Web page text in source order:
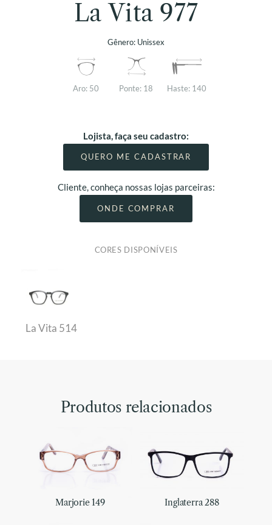
La Vita 977
Gênero: Unissex
Aro: 50 Ponte: 18 Haste: 140
Lojista, faça seu cadastro:
QUERO ME CADASTRAR
Cliente, conheça nossas lojas parceiras:
ONDE COMPRAR
CORES DISPONÍVEIS
La Vita 514
Produtos relacionados
Marjorie 149 Inglaterra 288